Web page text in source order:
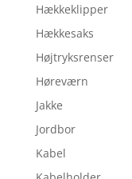
Hækkeklipper
Hækkesaks
Højtryksrenser
Høreværn
Jakke
Jordbor
Kabel